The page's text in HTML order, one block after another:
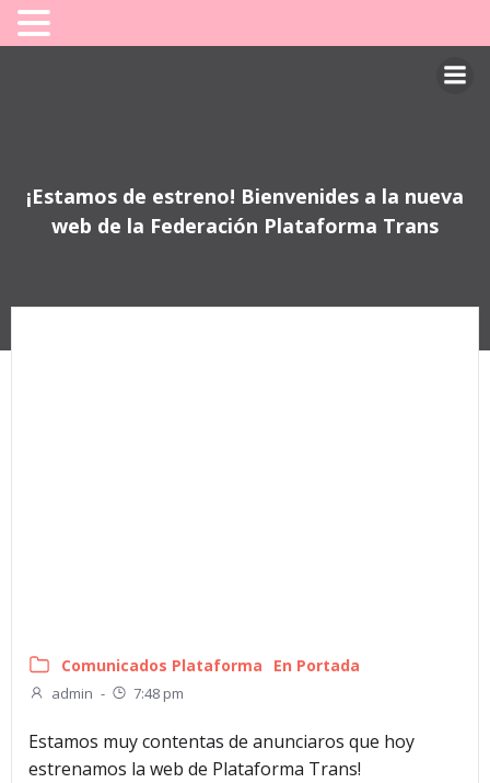
¡Estamos de estreno! Bienvenides a la nueva
web de la Federación Plataforma Trans
Comunicados Plataforma En Portada
admin - 7:48 pm
Estamos muy contentas de anunciaros que hoy
estrenamos la web de Plataforma Trans!